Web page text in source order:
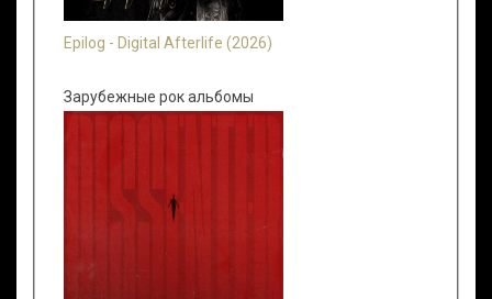
Epilog - Digital Afterlife (2026)
Зарубежные рок альбомы